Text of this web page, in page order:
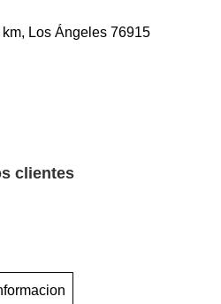
Los Ángeles 76915
clientes